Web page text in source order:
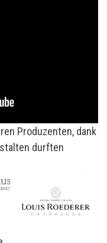
Produzenten, dank
durften